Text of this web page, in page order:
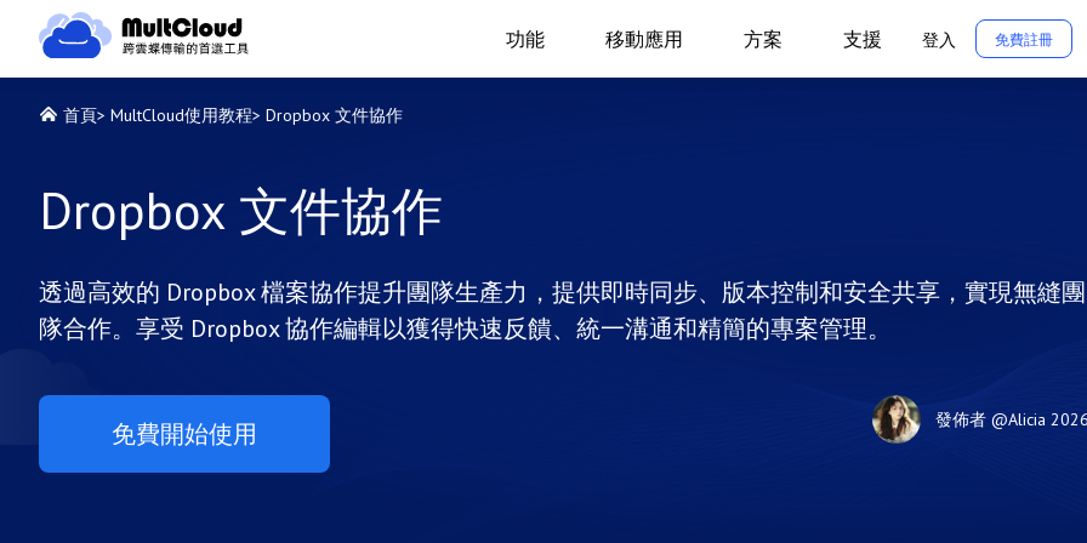
功能 移動應用 方案 支援 登入 免費註冊
首頁> MultCloud使用教程> Dropbox 文件協作
Dropbox 文件協作
透過高效的 Dropbox 檔案協作提升團隊生產力，提供即時同步、版本控制和安全共享，實現無縫團
隊合作。享受 Dropbox 協作編輯以獲得快速反饋、統一溝通和精簡的專案管理。
免費開始使用 發佈者 @Alicia